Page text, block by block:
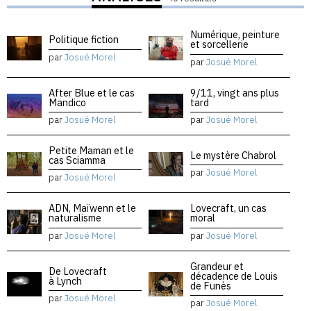
Politique fiction
parJosué Morel
Numérique, peinture
et sorcellerie
parJosué Morel
After Blue et le cas
Mandico
parJosué Morel
9/11, vingt ans plus
tard
parJosué Morel
Petite Maman et le
cas Sciamma
parJosué Morel
Le mystère Chabrol
parJosué Morel
ADN, Maïwenn et le
naturalisme
parJosué Morel
Lovecraft, un cas
moral
parJosué Morel
De Lovecraft
à Lynch
parJosué Morel
Grandeur et
décadence de Louis
de Funès
parJosué Morel